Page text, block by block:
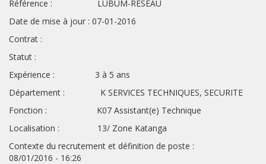
Référence : LUBUM-RESEAU
Date de mise à jour : 07-01-2016
Contrat :
Statut :
Expérience : 3 à 5 ans
Département : K SERVICES TECHNIQUES, SECURITE
Fonction : K07 Assistant(e) Technique
Localisation : 13/ Zone Katanga
Contexte du recrutement et définition de poste :
08/01/2016 - 16:26